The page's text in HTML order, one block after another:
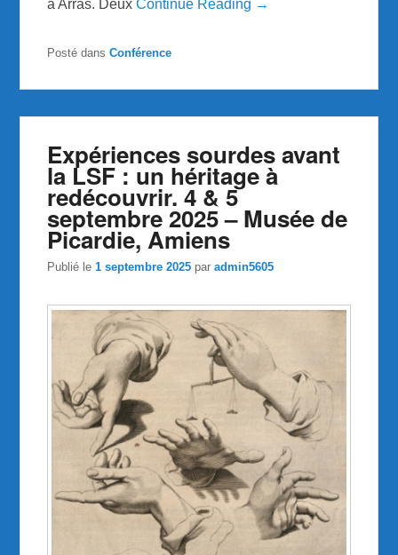
à Arras. DeuxContinue Reading →
Posté dans Conférence
Expériences sourdes avant
la LSF : un héritage à
redécouvrir. 4 & 5
septembre 2025 – Musée de
Picardie, Amiens
Publié le1 septembre 2025 paradmin5605